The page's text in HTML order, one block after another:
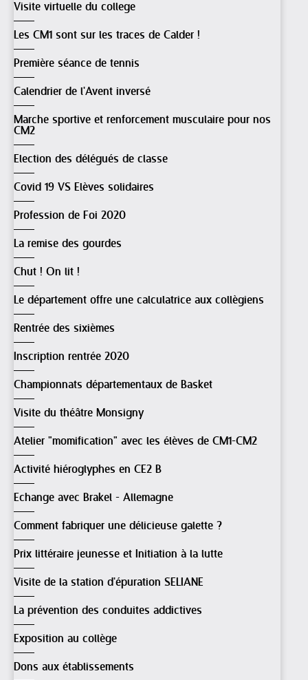
Visite virtuelle du college
Les CM1 sont sur les traces de Calder !
Première séance de tennis
Calendrier de l'Avent inversé
Marche sportive et renforcement musculaire pour nos
CM2
Election des délégués de classe
Covid 19 VS Elèves solidaires
Profession de Foi 2020
La remise des gourdes
Chut ! On lit !
Le département offre une calculatrice aux collègiens
Rentrée des sixièmes
Inscription rentrée 2020
Championnats départementaux de Basket
Visite du théâtre Monsigny
Atelier "momification" avec les élèves de CM1-CM2
Activité hiéroglyphes en CE2 B
Echange avec Brakel - Allemagne
Comment fabriquer une délicieuse galette ?
Prix littéraire jeunesse et Initiation à la lutte
Visite de la station d'épuration SELIANE
La prévention des conduites addictives
Exposition au collège
Dons aux établissements